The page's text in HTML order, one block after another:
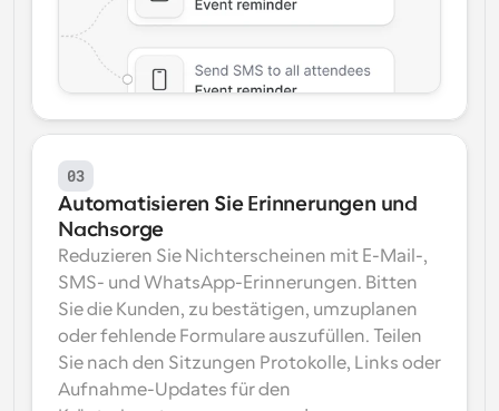
03
Automatisieren Sie Erinnerungen und
Nachsorge
Reduzieren Sie Nichterscheinen mit E-Mail-,
SMS- und WhatsApp-Erinnerungen. Bitten
Sie die Kunden, zu bestätigen, umzuplanen
oder fehlende Formulare auszufüllen. Teilen
Sie nach den Sitzungen Protokolle, Links oder
Aufnahme-Updates für den